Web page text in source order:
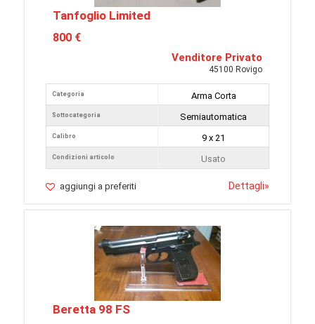
Tanfoglio Limited
800 €
Venditore Privato
45100 Rovigo
Categoria
Sottocategoria
Calibro
Condizioni articolo
Arma Corta
Semiautomatica
9 x 21
Usato
aggiungi a preferiti Dettagli»
Beretta 98 FS